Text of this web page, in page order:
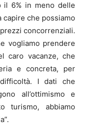
il 6% in meno delle
che possiamo
concorrenziali.
vogliamo prendere
caro vacanze, che
e concreta, per
I dati che
all’ottimismo e
turismo, abbiamo